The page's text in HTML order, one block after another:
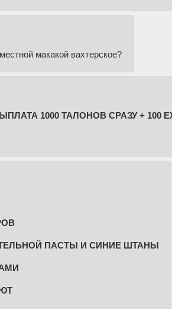
макакой вахтерское?
1000 ТАЛОНОВ СРАЗУ + 100
ПАСТЫ И СИНИЕ ШТАНЫ